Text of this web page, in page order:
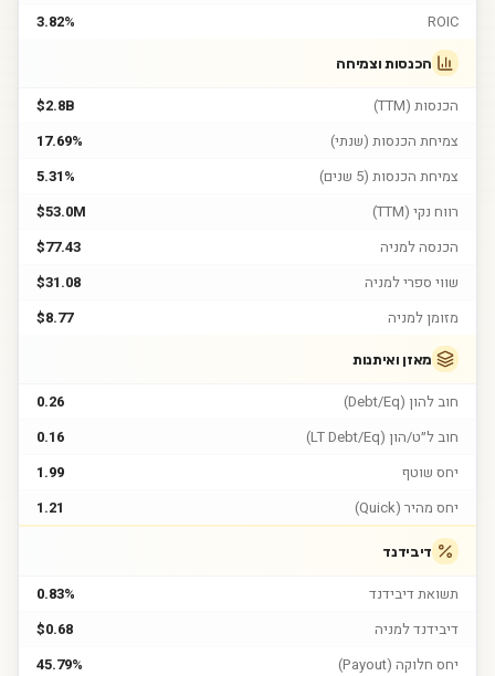
ROIC
3.82%
הכנסות וצמיחה
הכנסות (TTM)
$2.8B
צמיחת הכנסות (שנתי)
17.69%
צמיחת הכנסות (5 שנים)
5.31%
רווח נקי (TTM)
$53.0M
הכנסה למניה
$77.43
שווי ספרי למניה
$31.08
מזומן למניה
$8.77
מאזן ואיתנות
חוב להון (Debt/Eq)
0.26
חוב ל״ט/הון (LT Debt/Eq)
0.16
יחס שוטף
1.99
יחס מהיר (Quick)
1.21
דיבידנד
תשואת דיבידנד
0.83%
דיבידנד למניה
$0.68
יחס חלוקה (Payout)
45.79%